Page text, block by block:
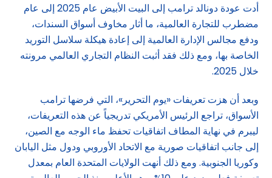
أدت عودة دونالد ترامب إلى البيت الأبيض عام 2025 إلى عام
مضطرب للتجارة العالمية، ما أثار مخاوف أسواق السندات،
ودفع مجالس الإدارة العالمية إلى إعادة هيكلة سلاسل التوريد
الخاصة بها، ومع ذلك فقد أثبت النظام التجاري العالمي مرونته
خلال 2025.
وبعد أن هزت تعريفات «يوم التحرير»، التي فرضها ترامب
الأسواق، تراجع الرئيس الأمريكي تدريجياً عن هذه التعريفات،
ليبرم في نهاية المطاف اتفاقيات تحفظ ماء الوجه مع الصين،
إلى جانب اتفاقيات صورية مع الاتحاد الأوروبي ودول مثل اليابان
وكوريا الجنوبية. ومع ذلك أنهت الولايات المتحدة العام بمعدل